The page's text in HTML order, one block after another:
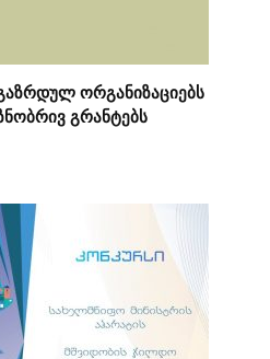
ორგანიზაციებს
გრანტებს